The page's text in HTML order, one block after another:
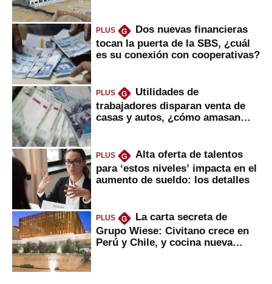
PLUS G
Dos nuevas financieras
tocan la puerta de la SBS, ¿cuál
es su conexión con cooperativas?
PLUS G
Utilidades de
trabajadores disparan venta de
casas y autos, ¿cómo amasan
PLUS G
Alta oferta de talentos
para ‘estos niveles’ impacta en el
aumento de sueldo: los detalles
PLUS G
La carta secreta de
Grupo Wiese: Civitano crece en
Perú y Chile, y cocina nueva